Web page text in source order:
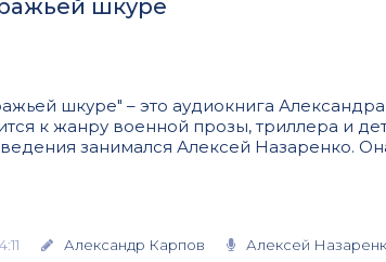
шкуре
шкуре" – это аудиокнига
к жанру военной прозы, триллера и
занимался Алексей Назаренко.
Александр Карпов Алексей